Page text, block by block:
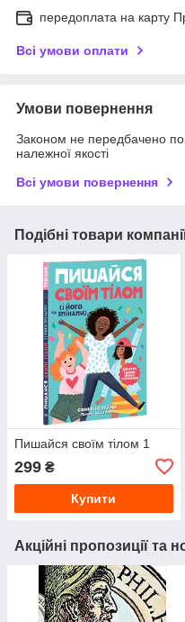
передоплата на карту
Всі умови оплати
Умови повернення
Законом не передбачено
належної якості
Всі умови повернення
Подібні товари
Пишайся своїм тілом 1
299 ₴
Купити
Акційні пропозиції та